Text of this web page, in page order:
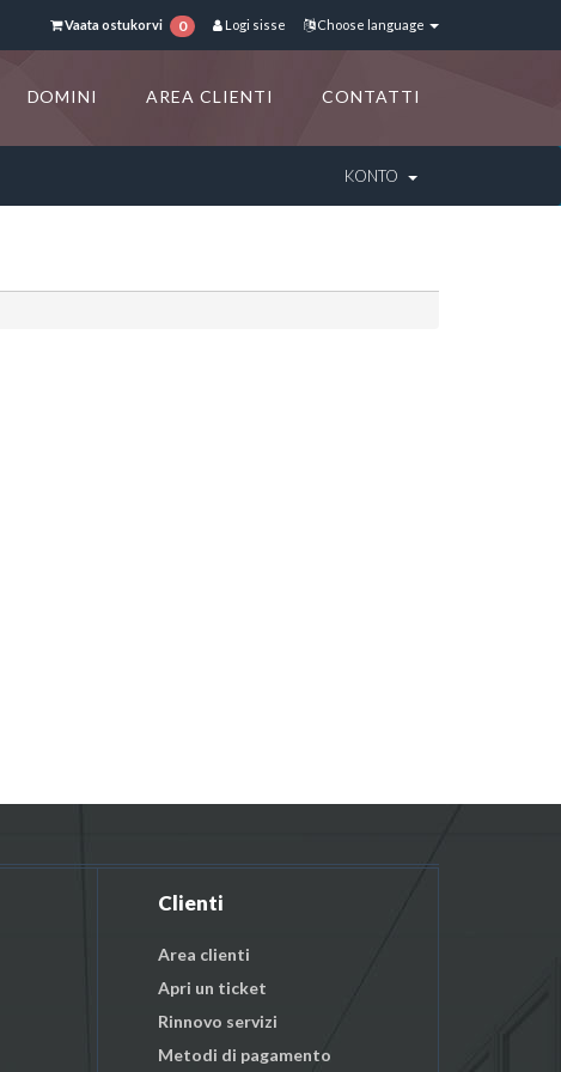
Choose language
Logi sisse
Vaata ostukorvi 0
DOMINI AREA CLIENTI CONTATTI
KONTO
Clienti
Area clienti
Apri un ticket
Rinnovo servizi
Metodi di pagamento